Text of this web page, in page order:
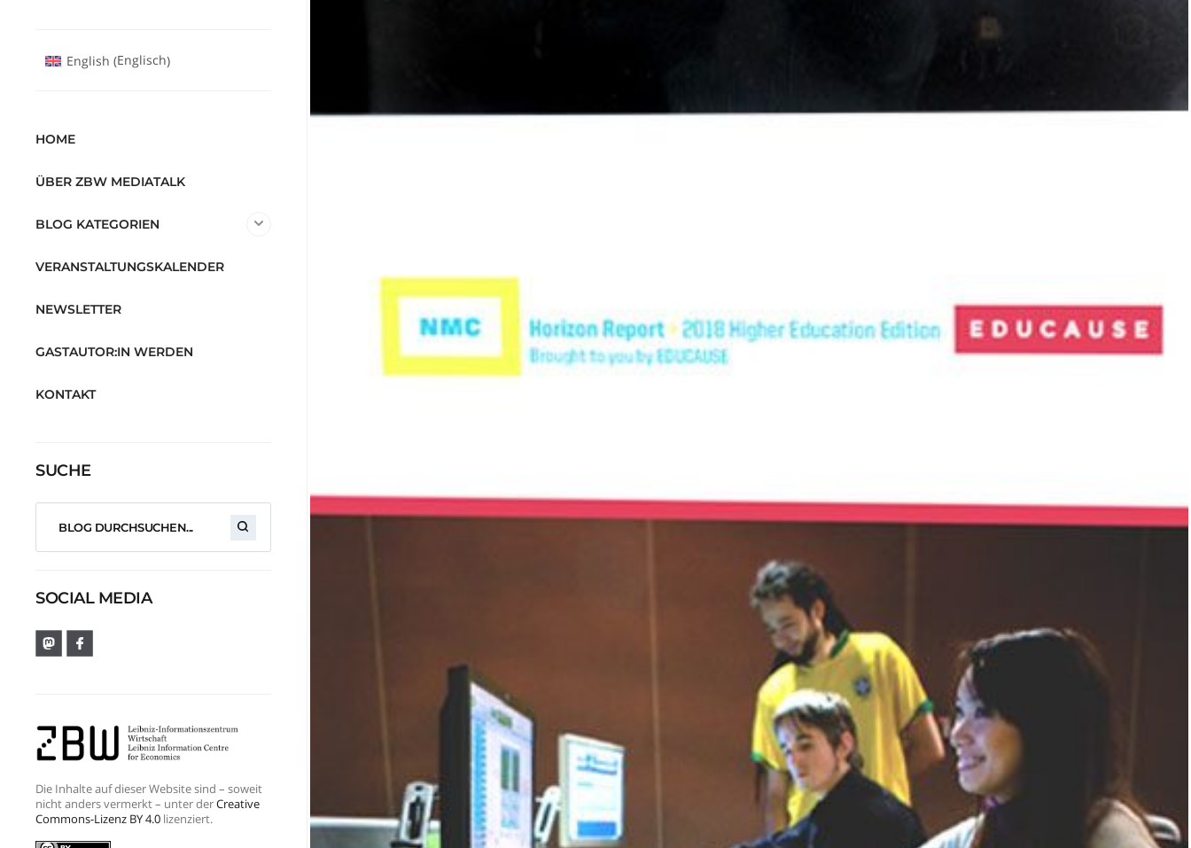
English (Englisch)
HOME
ÜBER ZBW MEDIATALK
BLOG KATEGORIEN
VERANSTALTUNGSKALENDER
NEWSLETTER
GASTAUTOR:IN WERDEN
KONTAKT
SUCHE
SOCIAL MEDIA
Die Inhalte auf dieser Website sind – soweit
nicht anders vermerkt – unter derCreative
Commons-Lizenz BY 4.0 lizenziert.